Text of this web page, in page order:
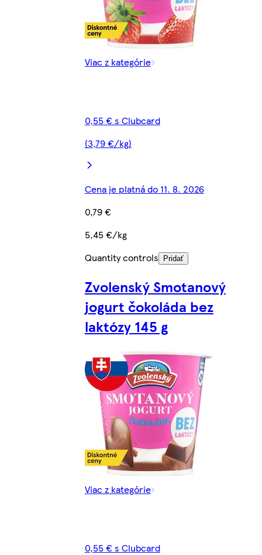
Viac z kategórie
0,55 € s Clubcard
(3,79 €/kg)
Cena je platná do 11. 8. 2026
0,79 €
5,45 €/kg
Quantity controls
Pridať
Zvolenský Smotanový
jogurt čokoláda bez
laktózy 145 g
Viac z kategórie
0,55 € s Clubcard